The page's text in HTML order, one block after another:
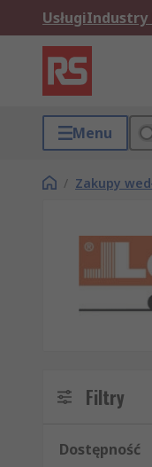
UsługiIndustry
Menu
/ Zakupy
Filtry
Dostępność